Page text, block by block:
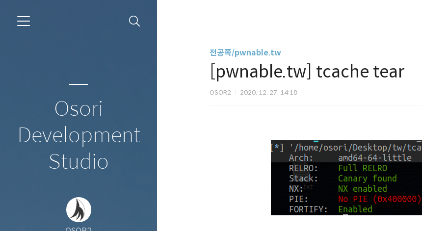
Osori
Development
Studio
전공쪽/pwnable.tw
[pwnable.tw] tcache tear
OSOR2 2020. 12. 27. 14:18